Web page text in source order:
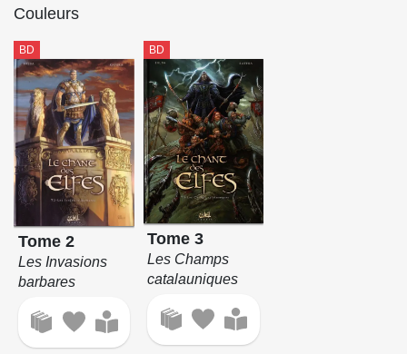
Couleurs
BD
Tome 2
Les Invasions
barbares
BD
Tome 3
Les Champs
catalauniques